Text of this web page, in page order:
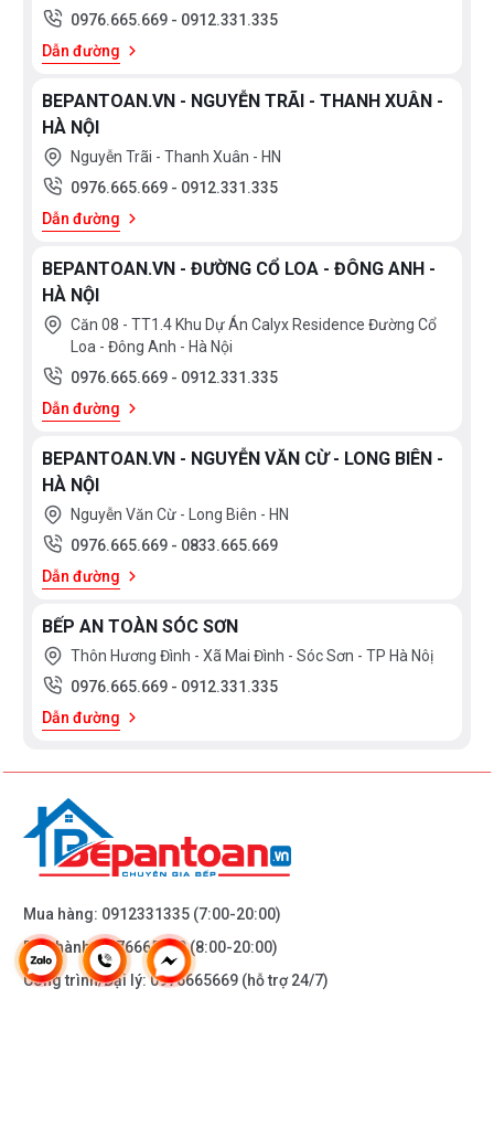
0976.665.669 - 0912.331.335
Dẫn đường
BEPANTOAN.VN - NGUYỄN TRÃI - THANH XUÂN -
HÀ NỘI
Nguyễn Trãi - Thanh Xuân - HN
0976.665.669 - 0912.331.335
Dẫn đường
BEPANTOAN.VN - ĐƯỜNG CỔ LOA - ĐÔNG ANH -
HÀ NỘI
Căn 08 - TT1.4 Khu Dự Án Calyx Residence Đường Cổ
Loa - Đông Anh - Hà Nội
0976.665.669 - 0912.331.335
Dẫn đường
BEPANTOAN.VN - NGUYỄN VĂN CỪ - LONG BIÊN -
HÀ NỘI
Nguyễn Văn Cừ - Long Biên - HN
0976.665.669 - 0833.665.669
Dẫn đường
BẾP AN TOÀN SÓC SƠN
Thôn Hương Đình - Xã Mai Đình - Sóc Sơn - TP Hà Nôị
0976.665.669 - 0912.331.335
Dẫn đường
Mua hàng: 0912331335 (7:00-20:00)
Bảo hành:0976665669(8:00-20:00)
Công trình/Đại lý:0976665669 (hỗ trợ 24/7)